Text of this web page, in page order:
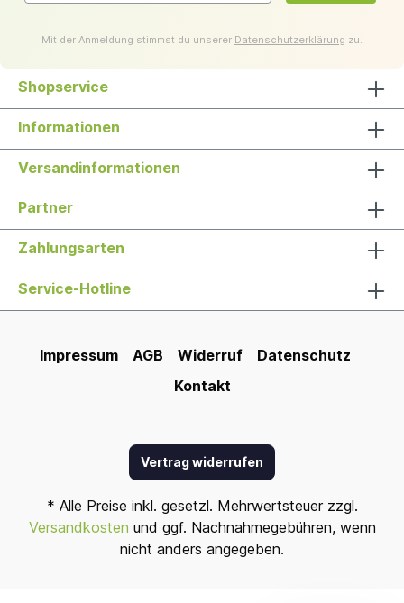
Mit der Anmeldung stimmst du unserer Datenschutzerklärung zu.
Shopservice
Informationen
Versandinformationen
Partner
Zahlungsarten
Service-Hotline
Impressum AGB Widerruf
Datenschutz
Kontakt
Vertrag widerrufen
* Alle Preise inkl. gesetzl. Mehrwertsteuer zzgl.
Versandkosten und ggf. Nachnahmegebühren, wenn
nicht anders angegeben.